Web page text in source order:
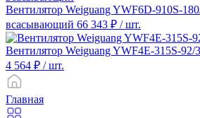
Вентилятор Weiguang YWF6D-910S-
всасывающий 66 343 ₽ / шт.
Вентилятор Weiguang YWF4E-315S-
4 564 ₽ / шт.
Главная